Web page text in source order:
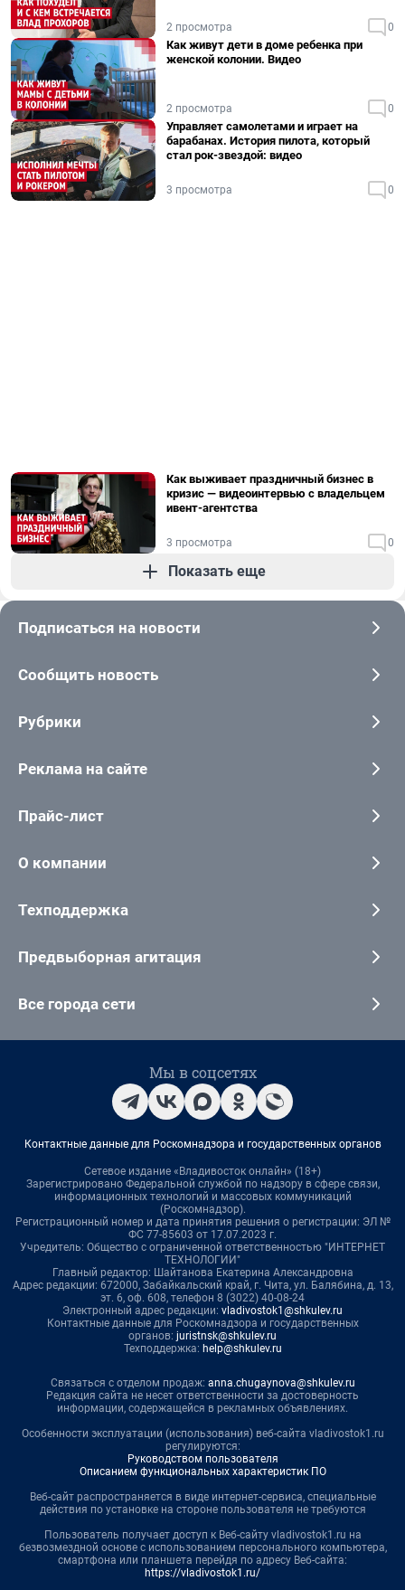
2 просмотра 0
Как живут дети в доме ребенка при
женской колонии. Видео
2 просмотра 0
Управляет самолетами и играет на
барабанах. История пилота, который
стал рок-звездой: видео
3 просмотра 0
Как выживает праздничный бизнес в
кризис — видеоинтервью с владельцем
ивент-агентства
3 просмотра 0
Показать еще
Подписаться на новости
Сообщить новость
Рубрики
Реклама на сайте
Прайс-лист
О компании
Техподдержка
Предвыборная агитация
Все города сети
Мы в соцсетях
Контактные данные для Роскомнадзора и государственных органов
Сетевое издание «Владивосток онлайн» (18+)
Зарегистрировано Федеральной службой по надзору в сфере связи,
информационных технологий и массовых коммуникаций
(Роскомнадзор).
Регистрационный номер и дата принятия решения о регистрации: ЭЛ №
ФС 77-85603 от 17.07.2023 г.
Учредитель: Общество с ограниченной ответственностью "ИНТЕРНЕТ
ТЕХНОЛОГИИ"
Главный редактор: Шайтанова Екатерина Александровна
Адрес редакции: 672000, Забайкальский край, г. Чита, ул. Балябина, д. 13,
эт. 6, оф. 608, телефон 8 (3022) 40-08-24
Электронный адрес редакции: vladivostok1@shkulev.ru
Контактные данные для Роскомнадзора и государственных
органов: juristnsk@shkulev.ru
Техподдержка: help@shkulev.ru
Связаться с отделом продаж: anna.chugaynova@shkulev.ru
Редакция сайта не несет ответственности за достоверность
информации, содержащейся в рекламных объявлениях.
Особенности эксплуатации (использования) веб-сайта vladivostok1.ru
регулируются:
Руководством пользователя
Описанием функциональных характеристик ПО
Веб-сайт распространяется в виде интернет-сервиса, специальные
действия по установке на стороне пользователя не требуются
Пользователь получает доступ к Веб-сайту vladivostok1.ru на
безвозмездной основе с использованием персонального компьютера,
смартфона или планшета перейдя по адресу Веб-сайта:
https://vladivostok1.ru/